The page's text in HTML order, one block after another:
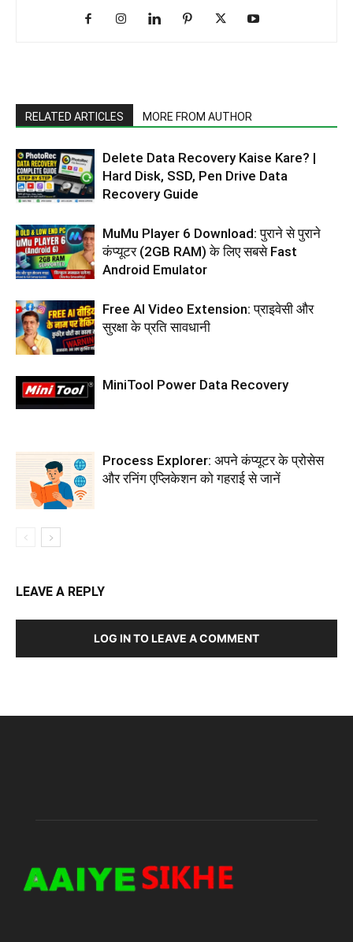
RELATED ARTICLES MORE FROM AUTHOR
Delete Data Recovery Kaise Kare? |
Hard Disk, SSD, Pen Drive Data
Recovery Guide
MuMu Player 6 Download: पुराने से पुराने
कंप्यूटर (2GB RAM) के लिए सबसे Fast
Android Emulator
Free AI Video Extension: प्राइवेसी और
सुरक्षा के प्रति सावधानी
MiniTool Power Data Recovery
Process Explorer: अपने कंप्यूटर के प्रोसेस
और रनिंग एप्लिकेशन को गहराई से जानें
LEAVE A REPLY
LOG IN TO LEAVE A COMMENT